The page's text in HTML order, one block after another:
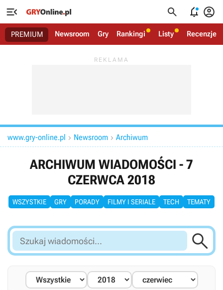
   
PREMIUM Newsroom Gry Rankingi Listy Recenzje
www.gry-online.pl  Newsroom  Archiwum
ARCHIWUM WIADOMOŚCI - 7
CZERWCA 2018
WSZYSTKIE GRY PORADY FILMY I SERIALE TECH TEMATY
Szukaj
wiadomości...
